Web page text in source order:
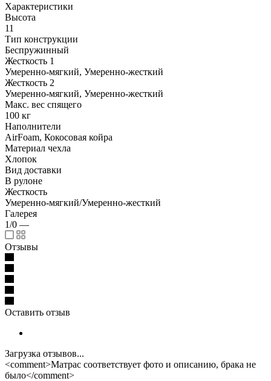
Характеристики
Высота
11
Тип конструкции
Беспружинный
Жесткость 1
Умеренно-мягкий, Умеренно-жесткий
Жесткость 2
Умеренно-мягкий, Умеренно-жесткий
Макс. вес спящего
100 кг
Наполнители
AirFoam, Кокосовая койра
Материал чехла
Хлопок
Вид доставки
В рулоне
Жесткость
Умеренно-мягкий/Умеренно-жесткий
Галерея
1/0 —
Отзывы
Оставить отзыв
Загрузка отзывов...
<comment>Матрас соответствует фото и описанию, брака не
было</comment>